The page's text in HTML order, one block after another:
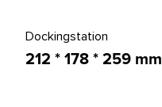
Dockingstation
212 * 178 * 259 mm